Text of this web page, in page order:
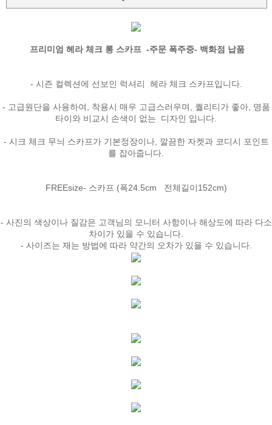
프리미엄 헤라 체크 롱 스카프 -주문 폭주중- 백화점 납품
- 시즌 컬렉션에 선보인 럭셔리 헤라 체크 스카프입니다.
- 고급원단을 사용하여, 착용시 매우 고급스러우며, 퀄리티가 좋아, 명품
타이와 비교시 손색이 없는 디자인 입니다.
- 시크 체크 무늬 스카프가 기본정장이나, 깔끔한 자켓과 코디시 포인트
를 잡아줍니다.
FREEsize- 스카프 (폭24.5cm 전체길이152cm)
- 사진의 색상이나 질감은 고객님의 모니터 사항이나 해상도에 따라 다소
차이가 있을 수 있습니다.
- 사이즈는 재는 방법에 따라 약간의 오차가 있을 수 있습니다.